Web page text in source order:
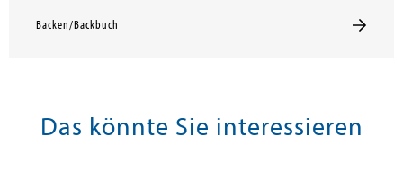
Backen/Backbuch
Das könnte Sie interessieren